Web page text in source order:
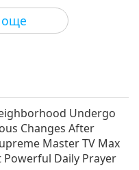
още
2018-09-08 7304
надолу с главата в
- част 1 от 3
Undergo
Changes After
Master TV Max
Daily Prayer